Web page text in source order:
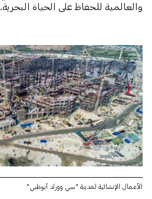
والعالمية للحفاظ على الحياة البحرية.
الأعمال الإنشائية لمدينة "سي وورلد أبوظبي"